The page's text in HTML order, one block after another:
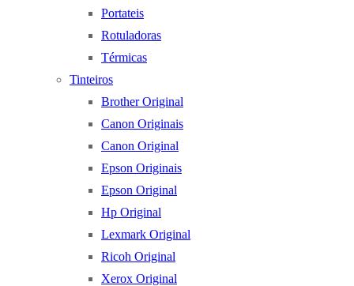
Portateis
Rotuladoras
Térmicas
Tinteiros
Brother Original
Canon Originais
Canon Original
Epson Originais
Epson Original
Hp Original
Lexmark Original
Ricoh Original
Xerox Original